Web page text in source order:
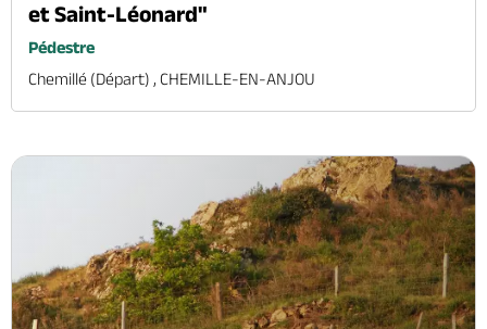
et Saint-Léonard"
Pédestre
Chemillé (départ) , CHEMILLE-EN-ANJOU